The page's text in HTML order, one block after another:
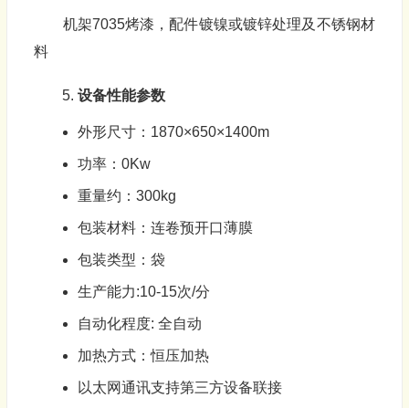
机架7035烤漆，配件镀镍或镀锌处理及不锈钢材
料
设备性能参数
外形尺寸：1870×650×1400m
功率：0Kw
重量约：300kg
包装材料：连卷预开口薄膜
包装类型：袋
生产能力:10-15次/分
自动化程度: 全自动
加热方式：恒压加热
以太网通讯支持第三方设备联接